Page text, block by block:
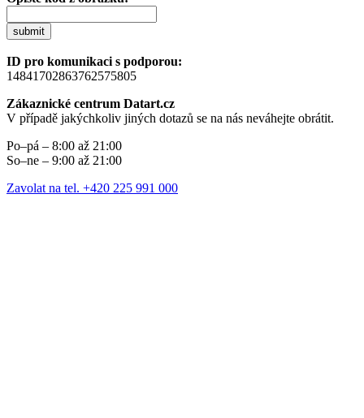
submit
ID pro komunikaci s podporou:
14841702863762575805
Zákaznické centrum Datart.cz
V případě jakýchkoliv jiných dotazů se na nás neváhejte obrátit.
Po–pá – 8:00 až 21:00
So–ne – 9:00 až 21:00
Zavolat na tel. +420 225 991 000